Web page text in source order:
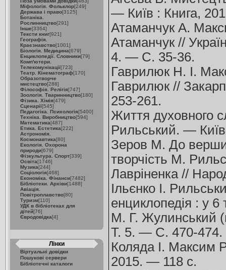
Міфологія. Фольклор[249]
Держава і право[3125]
Ботаніка.
Рослинництво[291]
Інше[3364]
Тексти книг[921]
Географія.
Краєзнавство[1001]
Біологія. Медицина[679]
Енциклопедії. Словники[79]
Комп'ютери.
Телекомунікації[723]
Театр. Кінематограф[170]
Образотворче
мистецтво[288]
Філософія. Релігія[747]
Зоологія. Тваринництво[180]
Фізика. Хімія[479]
Сценарії[545]
Педагогіка. Психологія[5400]
Техніка. Виробництво[594]
Математика[487]
Етика. Естетика[222]
Астрономія.
Космонавтика[80]
Екологія. Охорона
природи[679]
Фізкультура. Спорт[339]
Освіта[1746]
Музика[244]
Соціологія[468]
Економіка. Фінанси[7482]
Бібліотеки. Архіви[1488]
Авіація.
Повітроплавство[80]
Туризм[110]
УДК в бібліотеках для
дітей[76]
Євродовідка[4]
Лінки
Віртуальні довідки
Пошукові сервери
Бібліотечні каталоги
— Київ : Книга,
Атаманчук А.
Атаманчук //
4. — С. 35-36.
Гаврилюк Н. І.
Гаврилюк //
253-261.
Життя духовного
Рильський. —
Зеров М. До
творчість М.
Лавріненка //
Ільєнко І.
енциклопедія : у 6
М. Г. Жулинський
Т. 5. — С. 470-474.
Коляда І. Максим
2015. — 118 с.